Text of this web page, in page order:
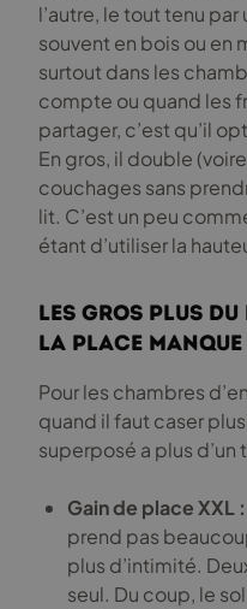
l’autre, le tout tenu
souvent en bois ou en
surtout dans les
compte ou quand les
partager, c’est qu’il
En gros, il double
couchages sans
lit. C’est un peu
étant d’utiliser la
Les gros plus
la place manque
Pour les chambres
quand il faut caser
superposé a plus d’un
Gain de place XXL :
prend pas
plus d’intimité.
seul. Du coup, le